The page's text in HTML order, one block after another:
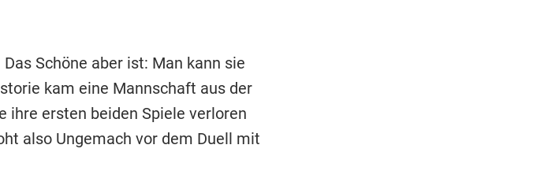
Schöne aber ist: Man kann sie
kam eine Mannschaft aus der
ihre ersten beiden Spiele verloren
also Ungemach vor dem Duell mit